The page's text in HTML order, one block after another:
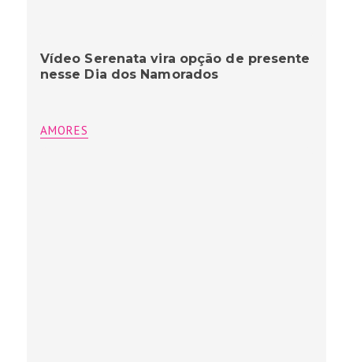
Vídeo Serenata vira opção de presente
nesse Dia dos Namorados
AMORES